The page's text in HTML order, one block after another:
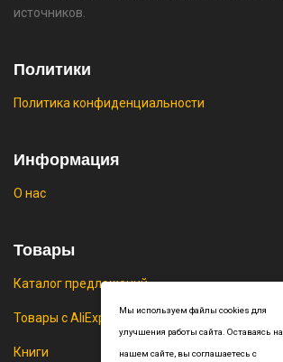
источников.
Политики
Политика конфиденциальности
Информация
О нас
Товары
Каталог предложений
Товары с AliExpress
Книги
Мы используем файлы cookies для
улучшения работы сайта. Оставаясь на
нашем сайте, вы соглашаетесь с